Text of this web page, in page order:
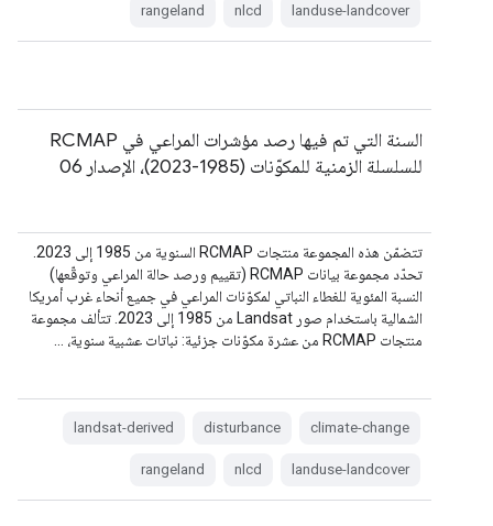
landuse-landcover
nlcd
rangeland
السنة التي تم فيها رصد مؤشرات المراعي في RCMAP
للسلسلة الزمنية للمكوّنات (1985-2023)، الإصدار 06
تحدّد مجموعة بيانات RCMAP (تقييم ورصد حالة المراعي وتوقّعها)
النسبة المئوية للغطاء النباتي لمكوّنات المراعي في جميع أنحاء غرب أمريكا
الشمالية باستخدام صور Landsat من 1985 إلى 2023. تتألف مجموعة
منتجات RCMAP من عشرة مكوّنات جزئية: نباتات عشبية سنوية، …
climate-change
disturbance
landsat-derived
landuse-landcover
nlcd
rangeland